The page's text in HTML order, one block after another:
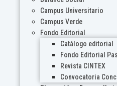
Campus Universitario
Campus Verde
Fondo Editorial
Catálogo editorial
Fondo Editorial
Revista CINTEX
Convocatoria